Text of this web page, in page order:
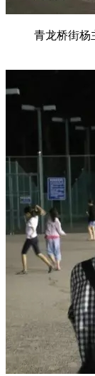
青龙桥街杨主